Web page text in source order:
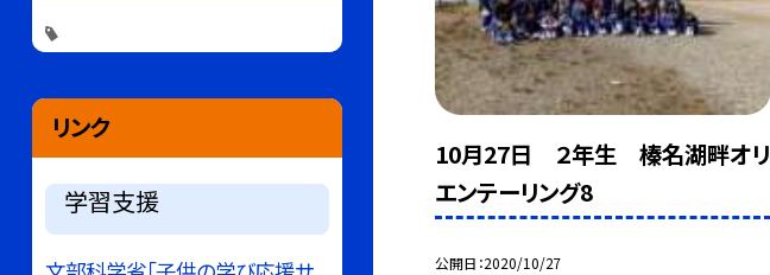
10月27日 ２年生 榛名湖畔オリ
エンテーリング8
公開日 2020/10/27
リンク
学習支援